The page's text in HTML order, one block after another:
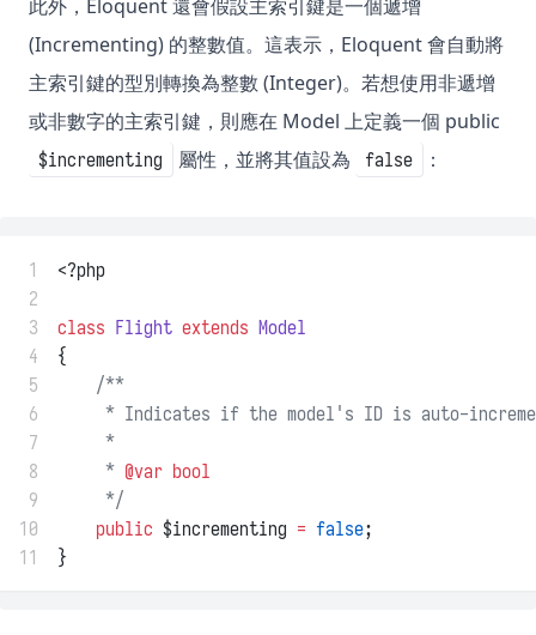
此外，Eloquent 還會假設主索引鍵是一個遞增
(Incrementing) 的整數值。這表示，Eloquent 會自動將
主索引鍵的型別轉換為整數 (Integer)。若想使用非遞增
或非數字的主索引鍵，則應在 Model 上定義一個 public
$incrementing 屬性，並將其值設為 false ：
1
<?php
2
3
class Flight extends Model
4
{
5
/**
6
* Indicates if the model's ID is auto-
7
     *
8
     *
@var bool
9
     */
10
public $incrementing = false;
11
}